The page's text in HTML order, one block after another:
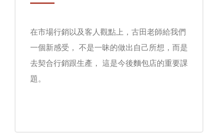
在市場行銷以及客人觀點上，古田老師給我們
一個新感受， 不是一昧的做出自己所想，而是
去契合行銷跟生產， 這是今後麵包店的重要課
題。